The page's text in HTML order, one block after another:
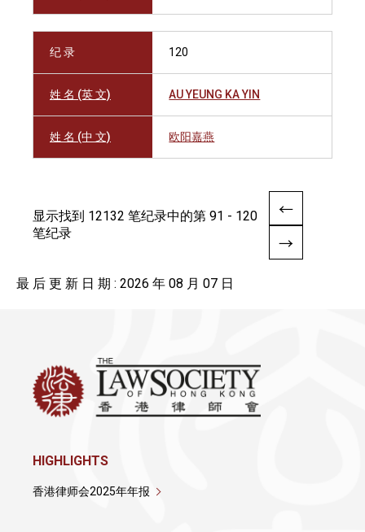
纪 录 120
姓 名 (英 文) AU YEUNG KA YIN
姓 名 (中 文) 欧阳嘉燕
显示找到 12132 笔纪录中的第 91 - 120
笔纪录
最 后 更 新 日 期 : 2026 年 08 月 07 日
HIGHLIGHTS
香港律师会2025年年报